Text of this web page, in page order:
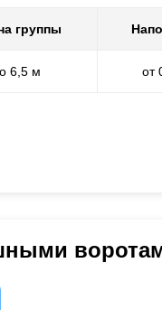
группы
6,5 м от